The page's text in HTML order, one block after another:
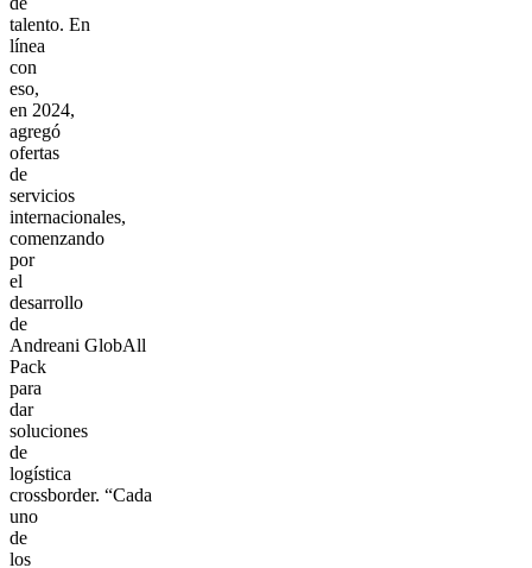
talento. En
línea
con
eso,
en 2024,
agregó
ofertas
de
servicios
internacionales,
comenzando
por
el
desarrollo
de
Andreani GlobAll
Pack
para
dar
soluciones
de
logística
crossborder. “Cada
uno
de
los